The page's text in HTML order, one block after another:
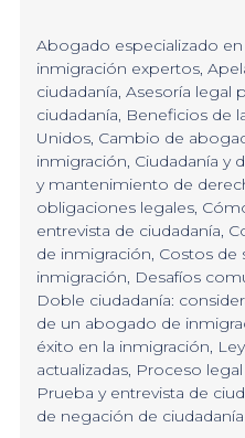
Abogado especializado en
inmigración expertos,
ciudadanía, Asesoría legal
ciudadanía, Beneficios de
Unidos, Cambio de
inmigración, Ciudadanía y
y mantenimiento de
obligaciones legales,
entrevista de ciudadanía,
de inmigración, Costos de
inmigración, Desafíos
Doble ciudadanía:
de un abogado de
éxito en la inmigración,
actualizadas, Proceso
Prueba y entrevista de
de negación de ciudadanía